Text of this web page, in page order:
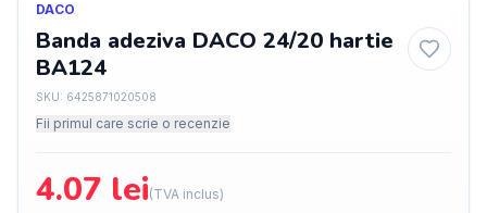
DACO
Banda adeziva DACO 24/20 hartie
BA124
SKU: 6425871020508
Fii primul care scrie o recenzie
4.07 lei(TVA inclus)